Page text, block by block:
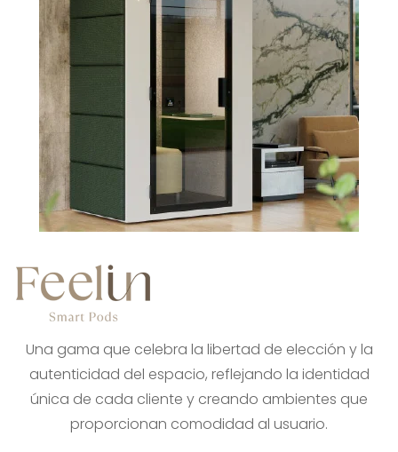
Una gama que celebra la libertad de elección y la
autenticidad del espacio, reflejando la identidad
única de cada cliente y creando ambientes que
proporcionan comodidad al usuario.